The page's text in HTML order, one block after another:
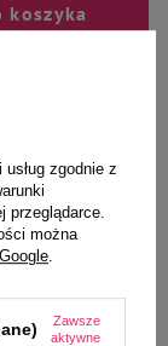
koszyka
Premium
zgodnie z
przeglądarce.
można
Zawsze
aktywne